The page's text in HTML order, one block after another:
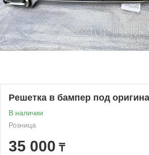
Решетка в бампер под
В наличии
Розница
35 000 ₸